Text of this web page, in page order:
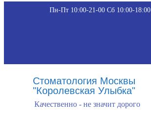
Пн-Пт 10:00-21-00 Сб 10:00-18:00​
Стоматология Москвы
"Королевская Улыбка"
Качественно - не значит дорого